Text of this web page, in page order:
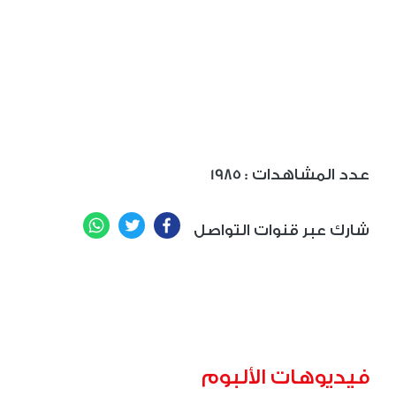
1985 : عدد المشاهدات
شارك عبر قنوات التواصل Facebook
Twitter
فيديوهات الألبوم